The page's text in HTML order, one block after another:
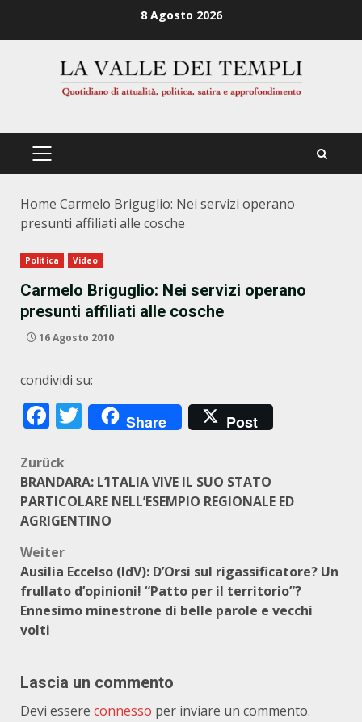
8 Agosto 2026
PRIMÄRES
Home Carmelo Briguglio: Nei servizi operano
presunti affiliati alle cosche
Politica Video
Carmelo Briguglio: Nei servizi operano
presunti affiliati alle cosche
16 Agosto 2010
condividi su:
Facebook
Twitter
Share Post
Beitragsnavigation
Zurück
BRANDARA: L’ITALIA VIVE IL SUO STATO
PARTICOLARE NELL’ESEMPIO REGIONALE ED
AGRIGENTINO
Weiter
Ausilia Eccelso (IdV): D’Orsi sul rigassificatore? Un
frullato d’opinioni! “Patto per il territorio”?
Ennesimo minestrone di belle parole e vecchi
volti
Lascia un commento
Devi essere connesso per inviare un commento.